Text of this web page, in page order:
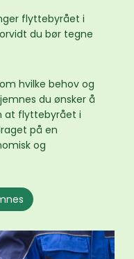
flyttebyrået i
du bør tegne
hvilke behov og
du ønsker å
at flyttebyrået i
på en
og